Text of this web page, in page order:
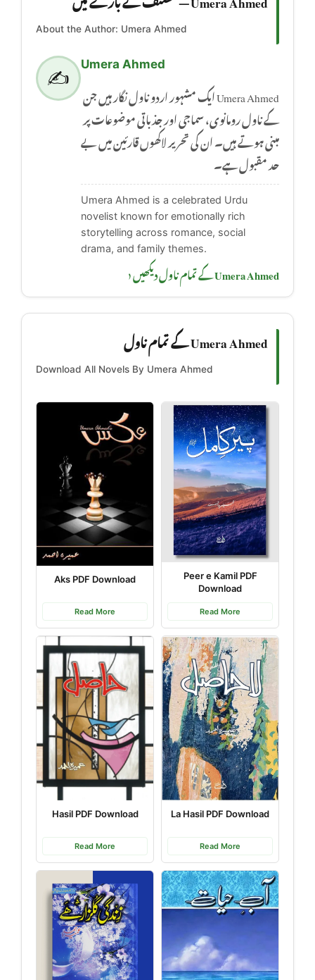
About the Author: Umera Ahmed
✍️
Umera Ahmed
Umera Ahmed ایک مشہور اردو ناول نگار ہیں جن
کے ناول رومانوی، سماجی اور جذباتی موضوعات پر
مبنی ہوتے ہیں۔ ان کی تحریر لاکھوں قارئین میں بے
حد مقبول ہے۔
Umera Ahmed is a celebrated Urdu
novelist known for emotionally rich
storytelling across romance, social
drama, and family themes.
Umera Ahmed کے تمام ناول دیکھیں ‹
Umera Ahmed کے تمام ناول
Download All Novels By Umera Ahmed
Aks PDF Download
Read More
Peer e Kamil PDF
Download
Read More
Hasil PDF Download
Read More
La Hasil PDF Download
Read More